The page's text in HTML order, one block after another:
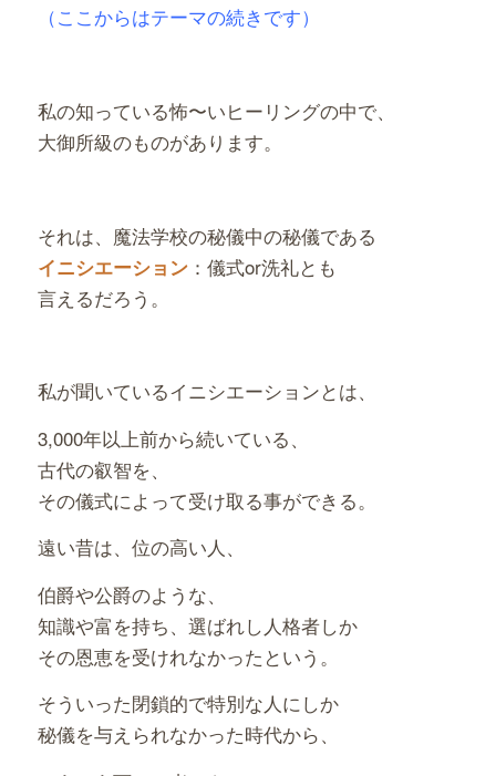
（ここからはテーマの続きです）
私の知っている怖〜いヒーリングの中で、
大御所級のものがあります。
それは、魔法学校の秘儀中の秘儀である
イニシエーション：儀式or洗礼とも
言えるだろう。
私が聞いているイニシエーションとは、
3,000年以上前から続いている、
古代の叡智を、
その儀式によって受け取る事ができる。
遠い昔は、位の高い人、
伯爵や公爵のような、
知識や富を持ち、選ばれし人格者しか
その恩恵を受けれなかったという。
そういった閉鎖的で特別な人にしか
秘儀を与えられなかった時代から、